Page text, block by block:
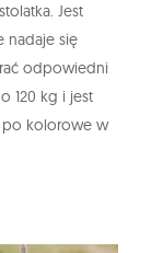
Jest
nadaje się
odpowiedni
120 kg i jest
kolorowe w